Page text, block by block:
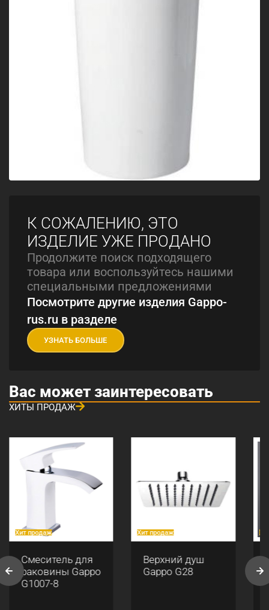
К СОЖАЛЕНИЮ, ЭТО
ИЗДЕЛИЕ УЖЕ ПРОДАНО
Продолжите поиск подходящего
товара или воспользуйтесь нашими
специальными предложениями
Посмотрите другие изделия Gappo-
rus.ru в разделе
УЗНАТЬ БОЛЬШЕ
Вас может заинтересовать
ХИТЫ ПРОДАЖ
Хит продаж
Смеситель для
раковины Gappo
G1007-8
Хит продаж
Верхний душ
Gappo G28